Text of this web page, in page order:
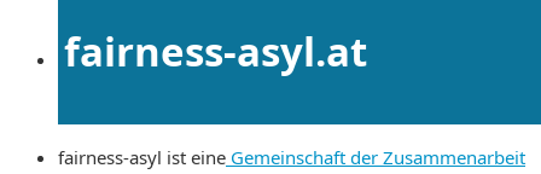
fairness-asyl.at
fairness-asyl ist eine Gemeinschaft der Zusammenarbeit